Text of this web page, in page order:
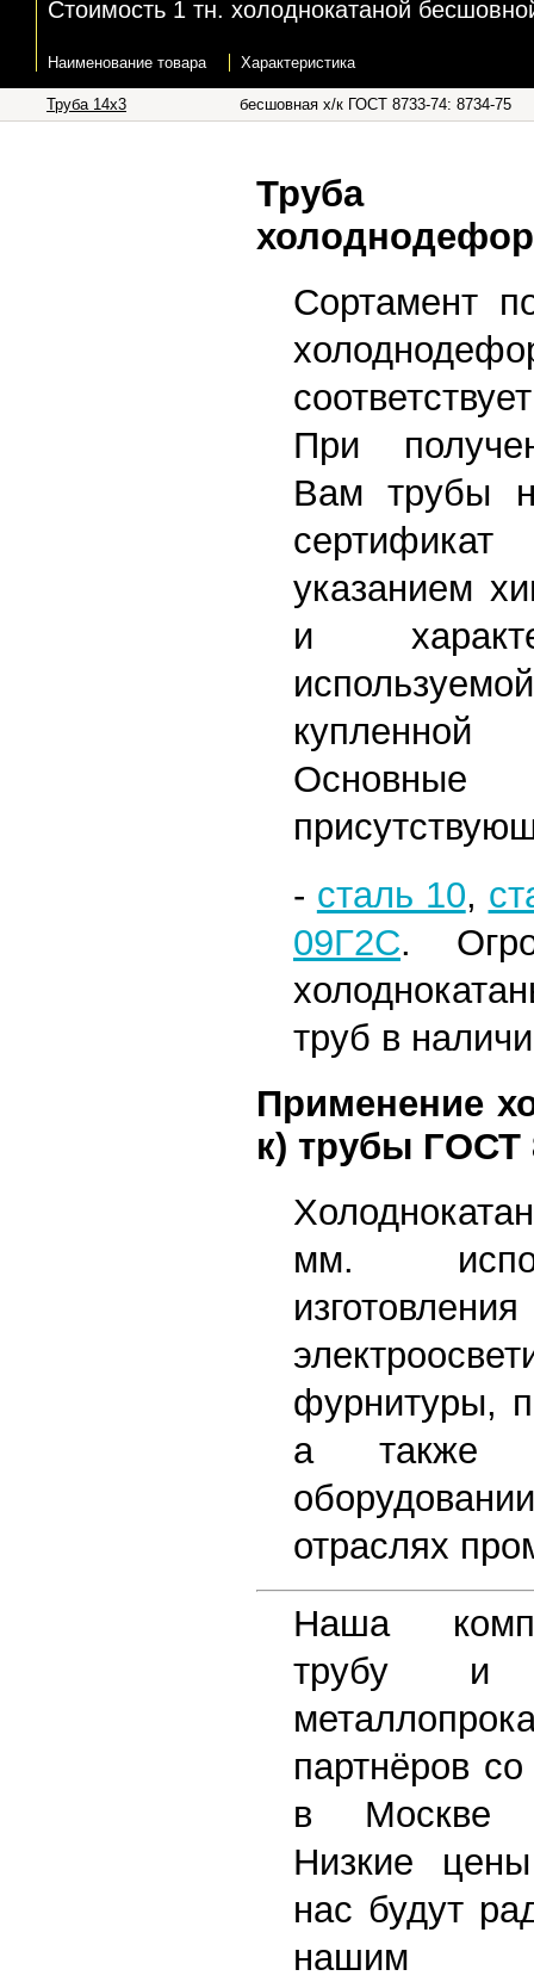
Стоимость 1 тн. холоднокатаной
Наименование товара Характеристика
Труба 14x3 бесшовная х/к ГОСТ 8733-74: 8734-75
Труба
Сортамент
При
Вам трубы
указанием
и
- сталь 10,
09Г2С.
труб в
Применение
к) трубы ГОСТ
мм.
фурнитуры,
а также
отраслях
Наша
трубу и
партнёров
в Москве
Низкие
нас будут
нашим